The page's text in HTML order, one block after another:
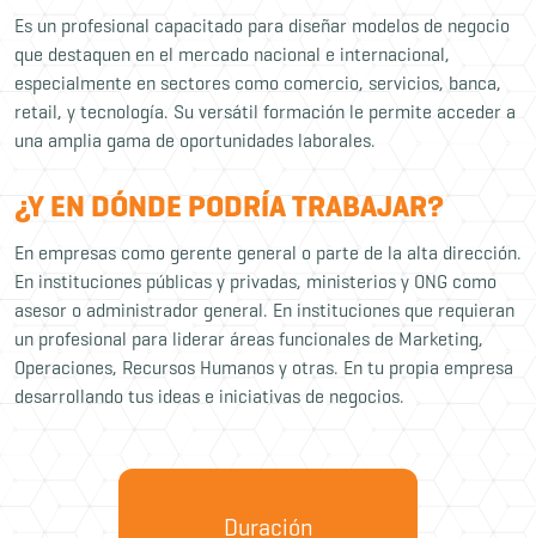
Es un profesional capacitado para diseñar modelos de negocio
que destaquen en el mercado nacional e internacional,
especialmente en sectores como comercio, servicios, banca,
retail, y tecnología. Su versátil formación le permite acceder a
una amplia gama de oportunidades laborales.
¿Y EN DÓNDE PODRÍA TRABAJAR?
En empresas como gerente general o parte de la alta dirección.
En instituciones públicas y privadas, ministerios y ONG como
asesor o administrador general. En instituciones que requieran
un profesional para liderar áreas funcionales de Marketing,
Operaciones, Recursos Humanos y otras. En tu propia empresa
desarrollando tus ideas e iniciativas de negocios.
Duración